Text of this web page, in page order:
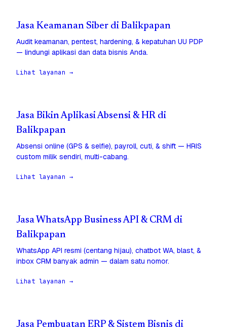
Jasa Keamanan Siber di Balikpapan
Audit keamanan, pentest, hardening, & kepatuhan UU PDP
— lindungi aplikasi dan data bisnis Anda.
Lihat layanan →
Jasa Bikin Aplikasi Absensi & HR di
Balikpapan
Absensi online (GPS & selfie), payroll, cuti, & shift — HRIS
custom milik sendiri, multi-cabang.
Lihat layanan →
Jasa WhatsApp Business API & CRM di
Balikpapan
WhatsApp API resmi (centang hijau), chatbot WA, blast, &
inbox CRM banyak admin — dalam satu nomor.
Lihat layanan →
Jasa Pembuatan ERP & Sistem Bisnis di